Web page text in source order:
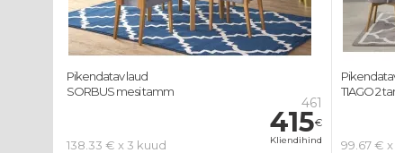
461
415€
Kliendihind
138.33 € x 3 kuud
Pikendatav laud
SORBUS mesi tamm
99.67 €
TIAGO 2